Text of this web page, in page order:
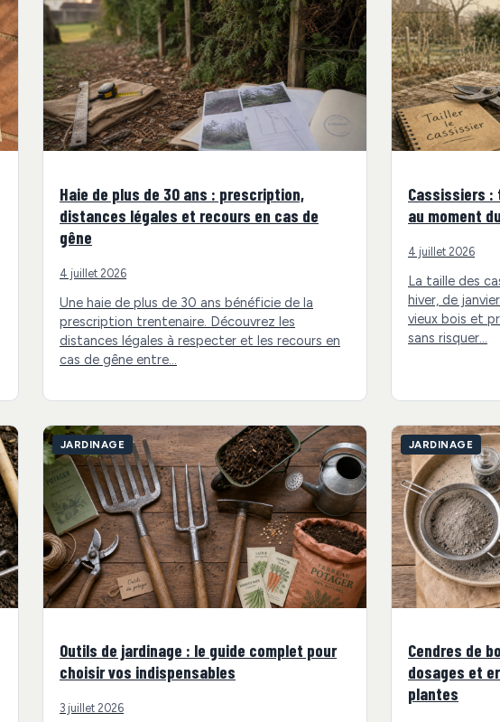
Haie de plus de 30 ans : prescription,
distances légales et recours en cas de
gêne
4 juillet 2026
Une haie de plus de 30 ans bénéficie de la
prescription trentenaire. Découvrez les
distances légales à respecter et les recours en
cas de gêne entre…
Cassissiers
au moment
4 juillet 2026
La taille des
hiver, de
vieux bois et
sans risquer…
JARDINAGE
Outils de jardinage : le guide complet pour
choisir vos indispensables
3 juillet 2026
JARDINAGE
Cendres de
dosages et
plantes